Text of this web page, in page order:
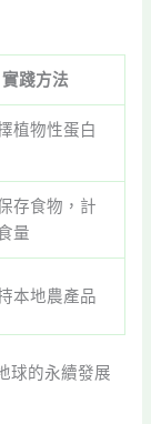
實踐方法
植物性蛋白
存食物，計
量
本地農產品
球的永續發展